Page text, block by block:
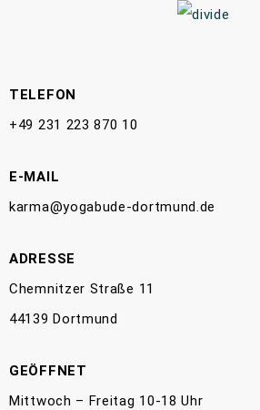
TELEFON
+49 231 223 870 10
E-MAIL
karma@yogabude-dortmund.de
ADRESSE
Chemnitzer Straße 11
44139 Dortmund
GEÖFFNET
Mittwoch – Freitag 10-18 Uhr